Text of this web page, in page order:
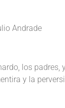
Andrade
los
y la